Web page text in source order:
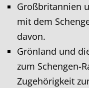
Großbritannien
mit dem
davon.
Grönland und
zum Schengen-
Zugehörigkeit